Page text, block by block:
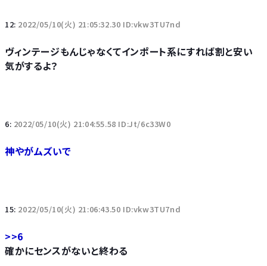
12: 2022/05/10(火) 21:05:32.30 ID:vkw3TU7nd
ヴィンテージもんじゃなくてインポート系にすれば割と安い
気がするよ？
6: 2022/05/10(火) 21:04:55.58 ID:Jt/6c33W0
神やがムズいで
15: 2022/05/10(火) 21:06:43.50 ID:vkw3TU7nd
>>6
確かにセンスがないと終わる